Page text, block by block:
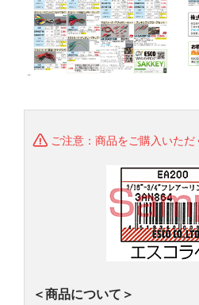
ご注意：商品をご購入いただ
＜商品について＞